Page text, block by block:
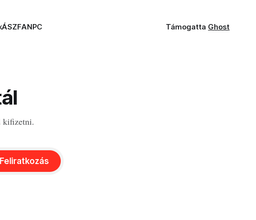
ÁSZFANPC Támogatta Ghost
kifizetni.
Feliratkozás